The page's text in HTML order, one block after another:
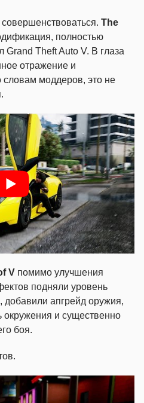
The
полностью
Theft Auto V. В глаза
отражение и
моддеров, это не
V помимо улучшения
подняли уровень
добавили апгрейд оружия,
и существенно
боя.